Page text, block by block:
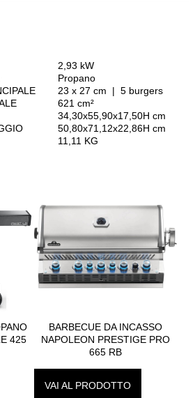
2,93 kW
Propano
23 x 27 cm | 5 burgers
621 cm²
34,30x55,90x17,50H cm
50,80x71,12x22,86H cm
11,11 KG
425
BARBECUE DA INCASSO
NAPOLEON PRESTIGE PRO
665 RB
VAI AL PRODOTTO